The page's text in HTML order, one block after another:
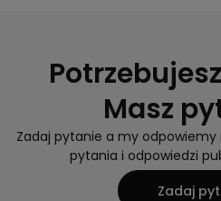
Masz
Zadaj pytanie a my odpowiemy
pytania i odpowiedzi
Zadaj